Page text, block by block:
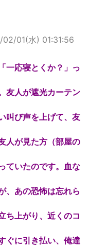
01(水) 01:31:56
一応寝とくか？」っ
友人が遮光カーテン
叫び声を上げて、友
人が見た方（部屋の
ていたのです。血な
、あの恐怖は忘れら
ち上がり、近くのコ
ぐに引き払い、俺達